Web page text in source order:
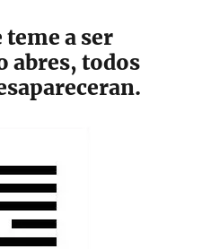
teme a ser
abres, todos